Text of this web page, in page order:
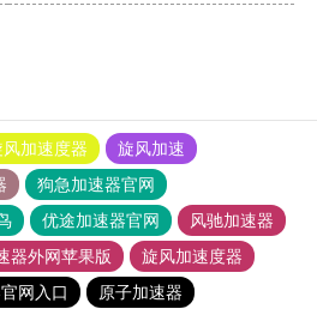
风加速度器
旋风加速
狗急加速器官网
优途加速器官网
风驰加速器
器外网苹果版
旋风加速度器
网入口
原子加速器